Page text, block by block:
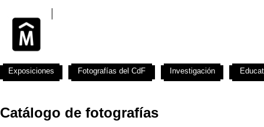
Catálogo de fotografías
Exposiciones Fotografías del CdF Investigación